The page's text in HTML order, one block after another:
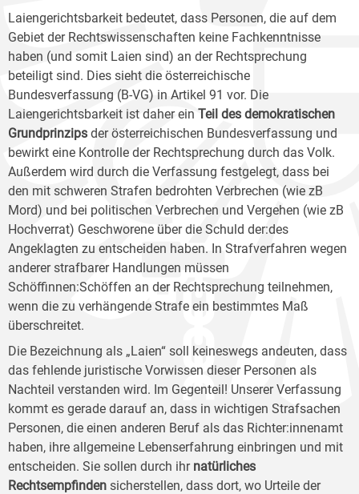
Laiengerichtsbarkeit bedeutet, dass Personen, die auf dem
Gebiet der Rechtswissenschaften keine Fachkenntnisse
haben (und somit Laien sind) an der Rechtsprechung
beteiligt sind. Dies sieht die österreichische
Bundesverfassung (B-VG) in Artikel 91 vor. Die
Laiengerichtsbarkeit ist daher ein Teil des demokratischen
Grundprinzips der österreichischen Bundesverfassung und
bewirkt eine Kontrolle der Rechtsprechung durch das Volk.
Außerdem wird durch die Verfassung festgelegt, dass bei
den mit schweren Strafen bedrohten Verbrechen (wie zB
Mord) und bei politischen Verbrechen und Vergehen (wie zB
Hochverrat) Geschworene über die Schuld der:des
Angeklagten zu entscheiden haben. In Strafverfahren wegen
anderer strafbarer Handlungen müssen
Schöffinnen:Schöffen an der Rechtsprechung teilnehmen,
wenn die zu verhängende Strafe ein bestimmtes Maß
überschreitet.
Die Bezeichnung als „Laien“ soll keineswegs andeuten, dass
das fehlende juristische Vorwissen dieser Personen als
Nachteil verstanden wird. Im Gegenteil! Unserer Verfassung
kommt es gerade darauf an, dass in wichtigen Strafsachen
Personen, die einen anderen Beruf als das Richter:innenamt
haben, ihre allgemeine Lebenserfahrung einbringen und mit
entscheiden. Sie sollen durch ihr natürliches
Rechtsempfinden sicherstellen, dass dort, wo Urteile der